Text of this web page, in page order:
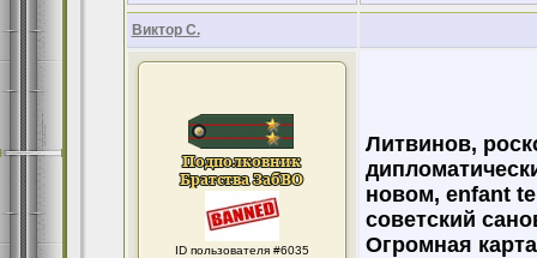
Виктор С.
ID пользователя #6035
Литвинов,
новом, enfant
советский
Огромная